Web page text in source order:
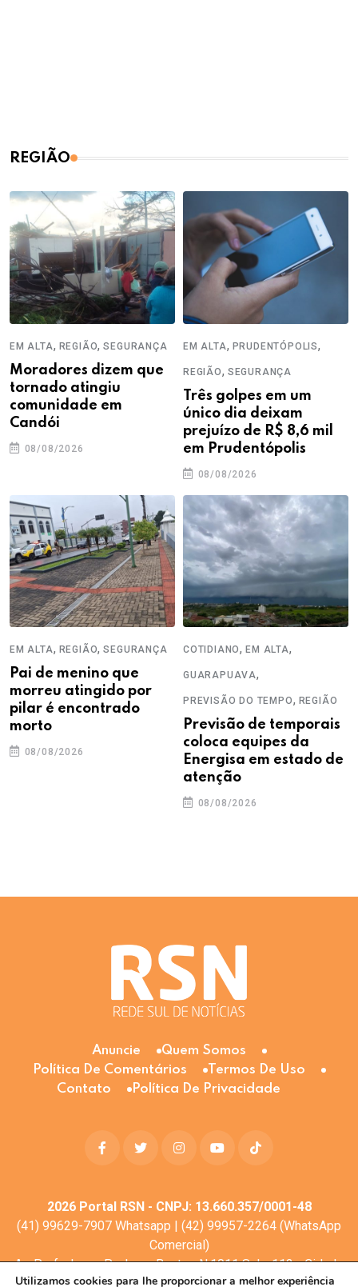
REGIÃO
EM ALTA, REGIÃO,SEGURANÇA
Moradores dizem que
tornado atingiu
comunidade em
Candói
08/08/2026
EM ALTA, PRUDENTÓPOLIS,
REGIÃO, SEGURANÇA
Três golpes em um
único dia deixam
prejuízo de R$ 8,6 mil
em Prudentópolis
08/08/2026
EM ALTA, REGIÃO,SEGURANÇA
Pai de menino que
morreu atingido por
pilar é encontrado
morto
08/08/2026
COTIDIANO,EM ALTA,
GUARAPUAVA,
PREVISÃO DO TEMPO, REGIÃO
Previsão de temporais
coloca equipes da
Energisa em estado de
atenção
08/08/2026
Anuncie
Quem Somos
Política De Comentários
Termos De Uso
Contato
Política De Privacidade
2026Portal RSN - CNPJ: 13.660.357/0001-48
(41) 99629-7907 Whatsapp | (42) 99957-2264 (WhatsApp
Comercial)
Av. Profa. Laura Pacheco Bastos N:1011 Sala: 112 - Cidade
dos Lagos, Guarapuava - PR, 85053-525
Utilizamos cookies para lhe proporcionar a melhor experiência